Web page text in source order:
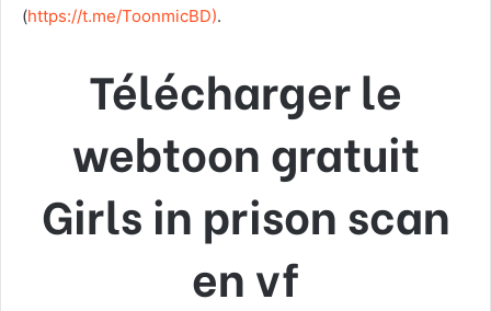
(https://t.me/ToonmicBD).
Télécharger le
webtoon gratuit
Girls in prison scan
en vf